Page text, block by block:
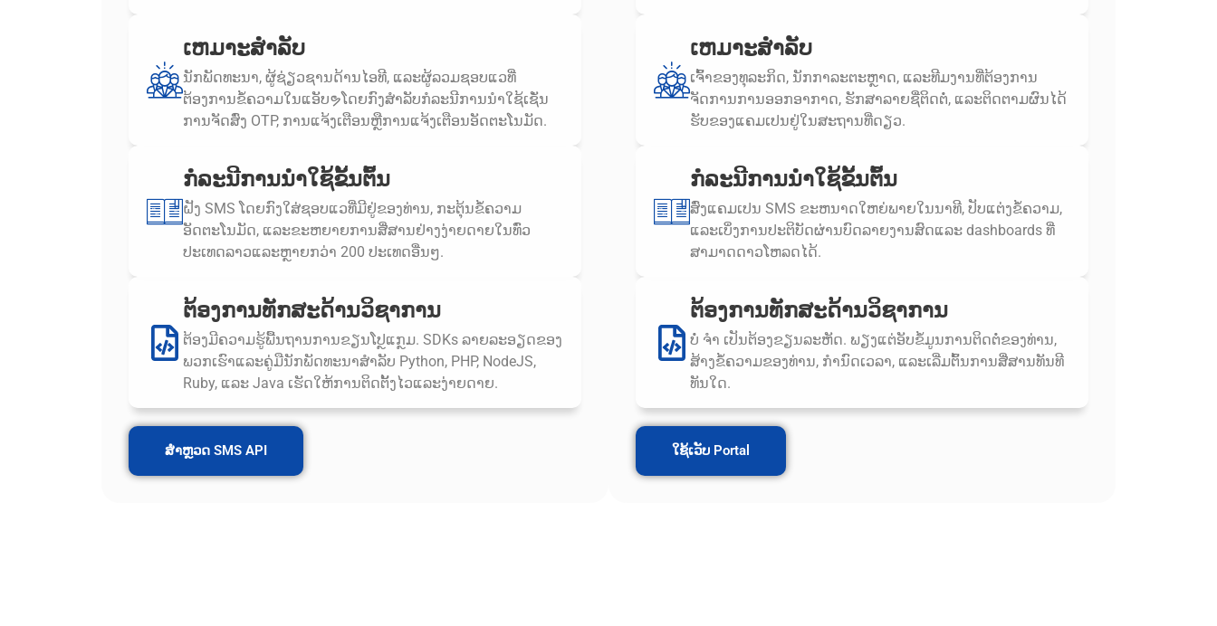
ເຫມາະສໍາລັບ
ນັກພັດທະນາ, ຜູ້ຊ່ຽວຊານດ້ານໄອທີ, ແລະຜູ້ລວມຊອບແວທີ່
ຕ້ອງການຂໍ້ຄວາມໃນແອັບຯໂດຍກົງສໍາລັບກໍລະນີການນໍາໃຊ້ເຊັ່ນ
ການຈັດສົ່ງ OTP, ການແຈ້ງເຕືອນຫຼືການແຈ້ງເຕືອນອັດຕະໂນມັດ.
ກໍລະນີການນໍາໃຊ້ຂັ້ນຕົ້ນ
ຝັງ SMS ໂດຍກົງໃສ່ຊອບແວທີ່ມີຢູ່ຂອງທ່ານ, ກະຕຸ້ນຂໍ້ຄວາມ
ອັດຕະໂນມັດ, ແລະຂະຫຍາຍການສື່ສານຢ່າງງ່າຍດາຍໃນທົ່ວ
ປະເທດລາວແລະຫຼາຍກວ່າ 200 ປະເທດອື່ນໆ.
ຕ້ອງການທັກສະດ້ານວິຊາການ
ຕ້ອງມີຄວາມຮູ້ພື້ນຖານການຂຽນໂປຼແກຼມ. SDKs ລາຍລະອຽດຂອງ
ພວກເຮົາແລະຄູ່ມືນັກພັດທະນາສໍາລັບ Python, PHP, NodeJS,
Ruby, ແລະ Java ເຮັດໃຫ້ການຕິດຕັ້ງໄວແລະງ່າຍດາຍ.
ສຳຫຼວດ SMS API
ເຫມາະສໍາລັບ
ເຈົ້າຂອງທຸລະກິດ, ນັກກາລະຕະຫຼາດ, ແລະທີມງານທີ່ຕ້ອງການ
ຈັດການການອອກອາກາດ, ຮັກສາລາຍຊື່ຕິດຕໍ່, ແລະຕິດຕາມຜົນໄດ້
ຮັບຂອງແຄມເປນຢູ່ໃນສະຖານທີ່ດຽວ.
ກໍລະນີການນໍາໃຊ້ຂັ້ນຕົ້ນ
ສົ່ງແຄມເປນ SMS ຂະຫນາດໃຫຍ່ພາຍໃນນາທີ, ປັບແຕ່ງຂໍ້ຄວາມ,
ແລະເບິ່ງການປະຕິບັດຜ່ານບົດລາຍງານສົດແລະ dashboards ທີ່
ສາມາດດາວໂຫລດໄດ້.
ຕ້ອງການທັກສະດ້ານວິຊາການ
ບໍ່ ຈຳ ເປັນຕ້ອງຂຽນລະຫັດ. ພຽງ​ແຕ່​ອັບ​ຂໍ້​ມູນ​ການ​ຕິດ​ຕໍ່​ຂອງ​ທ່ານ​,
ສ້າງ​ຂໍ້​ຄວາມ​ຂອງ​ທ່ານ​, ກໍາ​ນົດ​ເວ​ລາ​, ແລະ​ເລີ່ມ​ຕົ້ນ​ການ​ສື່​ສານ​ທັນ​ທີ​
ທັນ​ໃດ​.
ໃຊ້ເວັບ Portal